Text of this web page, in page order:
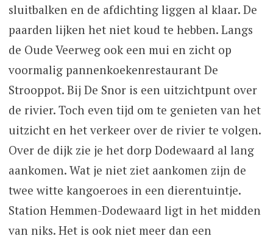
sluitbalken en de afdichting liggen al klaar. De
paarden lijken het niet koud te hebben. Langs
de Oude Veerweg ook een mui en zicht op
voormalig pannenkoekenrestaurant De
Strooppot. Bij De Snor is een uitzichtpunt over
de rivier. Toch even tijd om te genieten van het
uitzicht en het verkeer over de rivier te volgen.
Over de dijk zie je het dorp Dodewaard al lang
aankomen. Wat je niet ziet aankomen zijn de
twee witte kangoeroes in een dierentuintje.
Station Hemmen-Dodewaard ligt in het midden
van niks. Het is ook niet meer dan een